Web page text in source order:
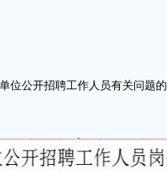
位公开招聘工作人员有关问题